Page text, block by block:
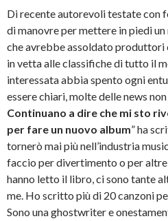
Di recente autorevoli testate con
di manovre per mettere in piedi un
che avrebbe assoldato
in vetta alle classifiche di tutto il
interessata abbia spento ogni
essere chiari, molte delle news
Continuano a dire che mi sto
per fare un nuovo album” ha
tornerò mai più nell’industria
faccio per divertimento o per altre
hanno letto il libro, ci sono tante
me. Ho scritto più di 20 canzoni
Sono una ghostwriter e